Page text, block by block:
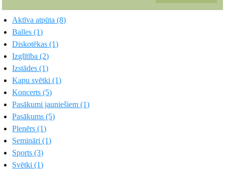
Aktīva atpūta (8)
Balles (1)
Diskotēkas (1)
Izglītība (2)
Izstādes (1)
Kapu svētki (1)
Koncerts (5)
Pasākumi jauniešiem (1)
Pasākums (5)
Plenērs (1)
Semināri (1)
Sports (3)
Svētki (1)